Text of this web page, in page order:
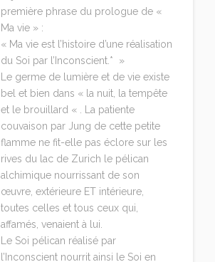
première phrase du prologue de «
Ma vie » :
« Ma vie est l’histoire d’une réalisation
du Soi par l’Inconscient.* »
Le germe de lumière et de vie existe
bel et bien dans « la nuit, la tempête
et le brouillard « . La patiente
couvaison par Jung de cette petite
flamme ne fit-elle pas éclore sur les
rives du lac de Zurich le pélican
alchimique nourrissant de son
œuvre, extérieure ET intérieure,
toutes celles et tous ceux qui,
affamés, venaient à lui.
Le Soi pélican réalisé par
l’Inconscient nourrit ainsi le Soi en